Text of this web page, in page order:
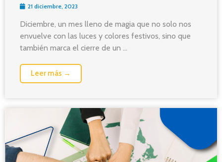
21 diciembre, 2023
Diciembre, un mes lleno de magia que no solo nos
envuelve con las luces y colores festivos, sino que
también marca el cierre de un ...
Leer más →